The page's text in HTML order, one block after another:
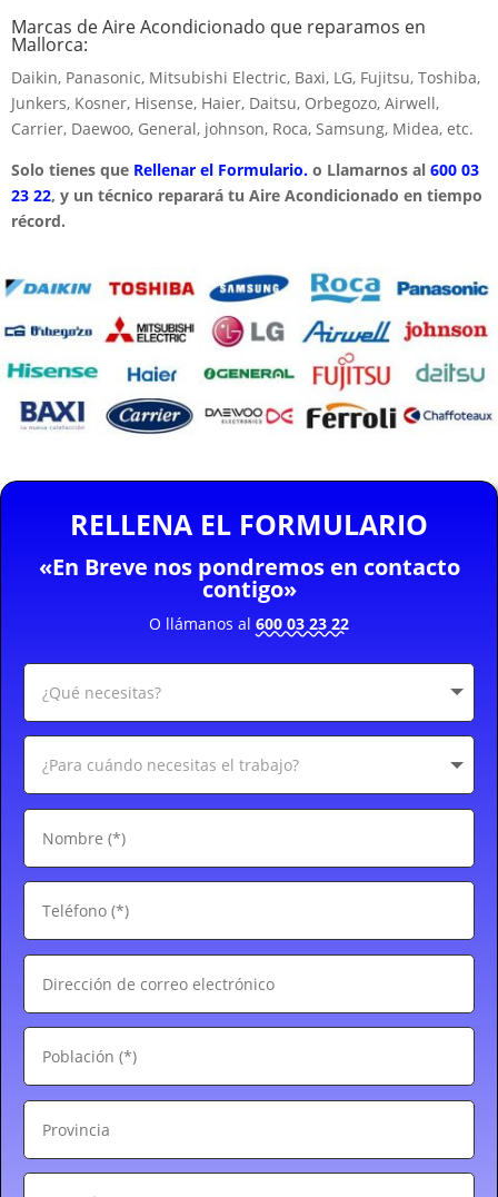
Marcas de Aire Acondicionado que reparamos en
Mallorca:
Daikin, Panasonic, Mitsubishi Electric, Baxi, LG, Fujitsu, Toshiba,
Junkers, Kosner, Hisense, Haier, Daitsu, Orbegozo, Airwell,
Carrier, Daewoo, General, johnson, Roca, Samsung, Midea, etc.
Solo tienes que Rellenar el Formulario. o Llamarnos al 600 03
23 22, y un técnico reparará tu Aire Acondicionado en tiempo
récord.
RELLENA EL FORMULARIO
«En Breve nos pondremos en contacto
contigo»
O llámanos al 600 03 23 22